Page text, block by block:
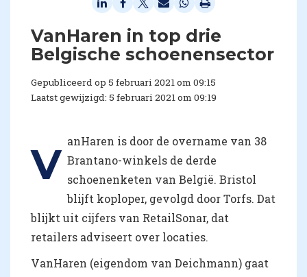
VanHaren in top drie
Belgische schoenensector
Gepubliceerd op 5 februari 2021 om 09:15
Laatst gewijzigd: 5 februari 2021 om 09:19
V anHaren is door de overname van 38
Brantano-winkels de derde
schoenenketen van België. Bristol
blijft koploper, gevolgd door Torfs. Dat
blijkt uit cijfers van RetailSonar, dat
retailers adviseert over locaties.
VanHaren (eigendom van Deichmann) gaat